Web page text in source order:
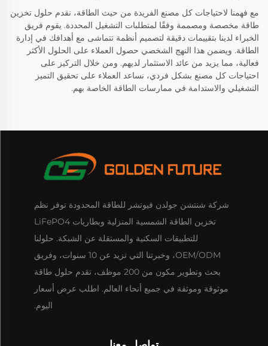
مع فهمنا لاحتياجات كل مصنع الفريدة من حيث الطاقة، نقدم حلول تخزين
طاقة مخصصة ومصممة وفقًا لمتطلبات التشغيل المحددة. يقوم فريق
الخبراء لدينا بتقييمات دقيقة لتصميم أنظمة تتماشى مع أهدافك في إدارة
الطاقة. ويضمن هذا النهج الشخصي حصول العملاء على الحلول الأكثر
فعالية، مما يزيد من عائد الاستثمار لديهم. ومن خلال التركيز على
احتياجات كل مصنع بشكل فردي، نساعد العملاء على تحقيق التميز
التشغيلي والاستدامة في ممارسات الطاقة الخاصة بهم.
شركة شنتشن جولدن فيوتشر للطاقة المحدودة توفر نظم
تخزين الطاقة الشمسية المنزلية وبطاريات LiFePO4
للتطبيقات السكنية والمستقلة عن الشبكة. حلولنا
OEM/ODM، وخبرتنا التي تزيد عن 10 سنوات، وفريق
بحث وتطوير مكون من 200 موظف، تقدم حلول طاقة
موثوقة وموثقة في جميع أنحاء العالم. اطلب عرض أسعار
اليوم.